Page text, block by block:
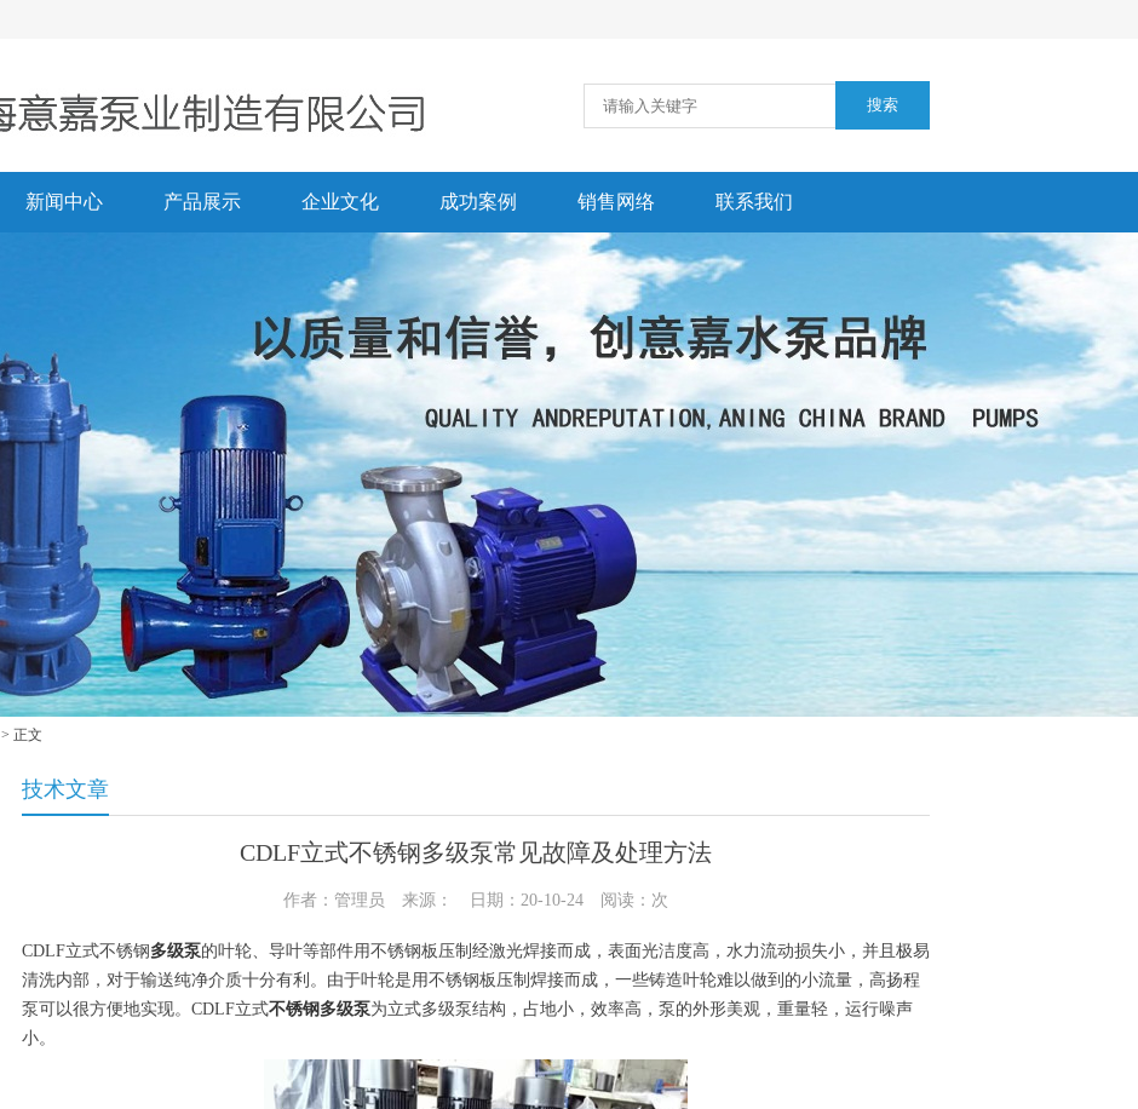
新闻中心 产品展示 企业文化 成功案例 销售网络 联系我们
> 正文
技术文章
CDLF立式不锈钢多级泵常见故障及处理方法
作者：管理员 来源： 日期：20-10-24 阅读：次
CDLF立式不锈钢 多级泵的叶轮、导叶等部件用不锈钢板压制经激光焊接而成，表面光洁度高，水力流动损失小，并且极易
清洗内部，对于输送纯净介质十分有利。由于叶轮是用不锈钢板压制焊接而成，一些铸造叶轮难以做到的小流量，高扬程
泵可以很方便地实现。CDLF立式不锈钢多级泵为立式多级泵结构，占地小，效率高，泵的外形美观，重量轻，运行噪声
小。